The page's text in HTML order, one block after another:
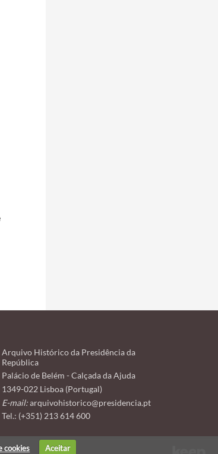
Arquivo Histórico da Presidência da
República
Palácio de Belém - Calçada da Ajuda
1349-022 Lisboa (Portugal)
E-mail: arquivohistorico@presidencia.pt
Tel.: (+351) 213 614 600
cookies Aceitar